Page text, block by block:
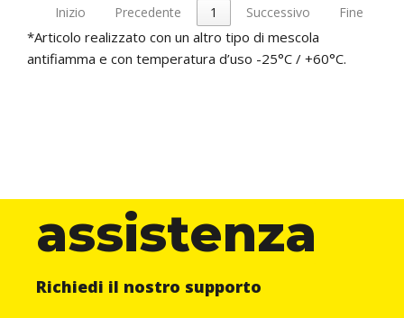
Inizio Precedente 1 Successivo Fine
*Articolo realizzato con un altro tipo di mescola
antifiamma e con temperatura d’uso -25°C / +60°C.
assistenza
Richiedi il nostro supporto